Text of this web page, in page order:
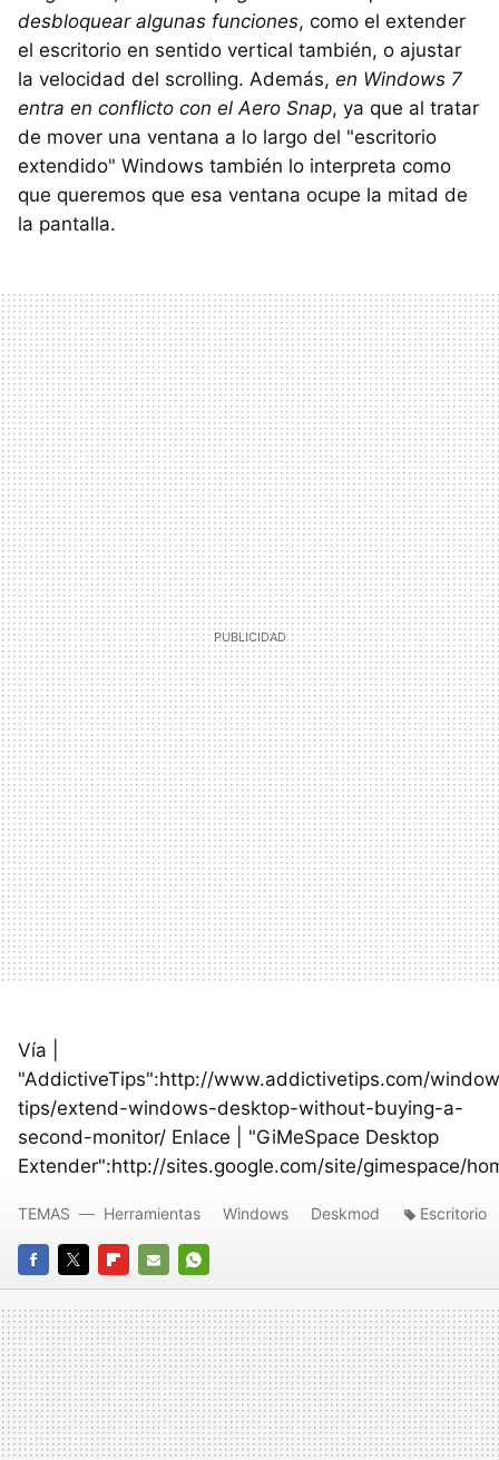
desbloquear algunas funciones, como el extender
el escritorio en sentido vertical también, o ajustar
la velocidad del scrolling. Además, en Windows 7
entra en conflicto con el Aero Snap, ya que al tratar
de mover una ventana a lo largo del "escritorio
extendido" Windows también lo interpreta como
que queremos que esa ventana ocupe la mitad de
la pantalla.
Vía |
"AddictiveTips":http://www.addictivetips.com/
tips/extend-windows-desktop-without-buying-a-
second-monitor/ Enlace | "GiMeSpace Desktop
Extender":http://sites.google.com/site/gimespace/
FACEBOOK
TWITTERFLIPBOARD
E-
MAIL
WHATSAPP
TEMAS Herramientas Windows Deskmod Escritorio